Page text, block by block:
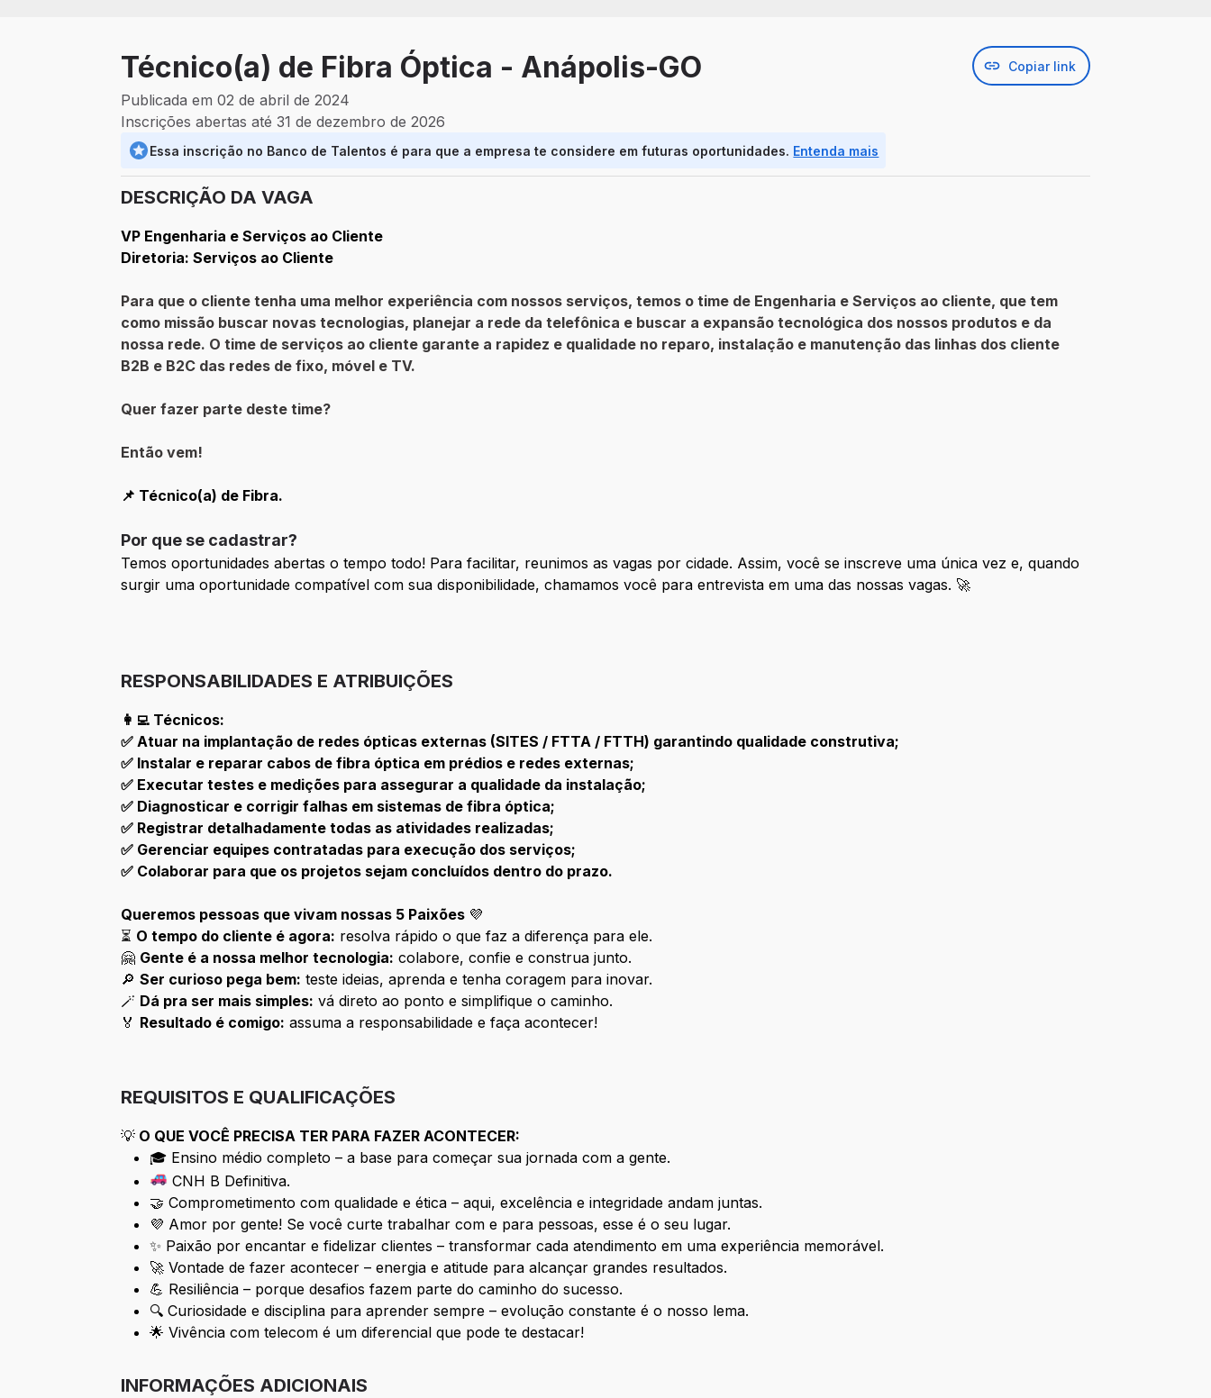
Técnico(a) de Fibra Óptica - Anápolis-GO Copiar link
Publicada em 02 de abril de 2024
Inscrições abertas até 31 de dezembro de 2026
Essa inscrição no Banco de Talentos é para que a empresa te considere em futuras oportunidades. Entenda mais
DESCRIÇÃO DA VAGA
VP Engenharia e Serviços ao Cliente
Diretoria: Serviços ao Cliente
Para que o cliente tenha uma melhor experiência com nossos serviços, temos o time de Engenharia e Serviços ao cliente, que tem
como missão buscar novas tecnologias, planejar a rede da telefônica e buscar a expansão tecnológica dos nossos produtos e da
nossa rede. O time de serviços ao cliente garante a rapidez e qualidade no reparo, instalação e manutenção das linhas dos cliente
B2B e B2C das redes de fixo, móvel e TV.
Quer fazer parte deste time?
Então vem!
📌 Técnico(a) de Fibra.
Por que se cadastrar?
Temos oportunidades abertas o tempo todo! Para facilitar, reunimos as vagas por cidade. Assim, você se inscreve uma única vez e, quando
surgir uma oportunidade compatível com sua disponibilidade, chamamos você para entrevista em uma das nossas vagas. 🚀
RESPONSABILIDADES E ATRIBUIÇÕES
👩‍💻 Técnicos:
✅ Atuar na implantação de redes ópticas externas (SITES / FTTA / FTTH) garantindo qualidade construtiva;
✅ Instalar e reparar cabos de fibra óptica em prédios e redes externas;
✅ Executar testes e medições para assegurar a qualidade da instalação;
✅ Diagnosticar e corrigir falhas em sistemas de fibra óptica;
✅ Registrar detalhadamente todas as atividades realizadas;
✅ Gerenciar equipes contratadas para execução dos serviços;
✅ Colaborar para que os projetos sejam concluídos dentro do prazo.
Queremos pessoas que vivam nossas 5 Paixões 💜
⏳ O tempo do cliente é agora: resolva rápido o que faz a diferença para ele.
🤗 Gente é a nossa melhor tecnologia: colabore, confie e construa junto.
🔎Ser curioso pega bem: teste ideias, aprenda e tenha coragem para inovar.
🪄 Dá pra ser mais simples: vá direto ao ponto e simplifique o caminho.
🏅 Resultado é comigo: assuma a responsabilidade e faça acontecer!
REQUISITOS E QUALIFICAÇÕES
💡 O QUE VOCÊ PRECISA TER PARA FAZER ACONTECER:
🎓 Ensino médio completo – a base para começar sua jornada com a gente.
CNH B Definitiva.
🤝 Comprometimento com qualidade e ética – aqui, excelência e integridade andam juntas.
💜 Amor por gente! Se você curte trabalhar com e para pessoas, esse é o seu lugar.
✨ Paixão por encantar e fidelizar clientes – transformar cada atendimento em uma experiência memorável.
🚀 Vontade de fazer acontecer – energia e atitude para alcançar grandes resultados.
💪 Resiliência – porque desafios fazem parte do caminho do sucesso.
🔍 Curiosidade e disciplina para aprender sempre – evolução constante é o nosso lema.
🌟 Vivência com telecom é um diferencial que pode te destacar!
INFORMAÇÕES ADICIONAIS